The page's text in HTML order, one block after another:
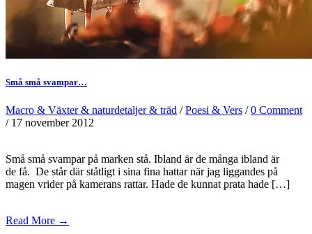
Små små svampar…
Macro & Växter & naturdetaljer & träd /Poesi & Vers /0 Comment
/ 17 november 2012
Små små svampar på marken stå. Ibland är de många ibland är
de få. De står där ståtligt i sina fina hattar när jag liggandes på
magen vrider på kamerans rattar. Hade de kunnat prata hade […]
Read More →